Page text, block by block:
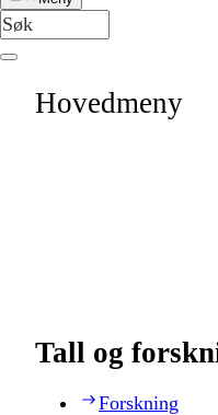
Hovedmeny
Tall og
Forskning